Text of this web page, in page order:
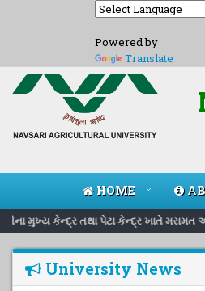
Powered by
Translate
HOME
મુખ્ય કેન્દ્ર તથા પેટા કેન્દ્ર ખાતે મરામત અને
University News